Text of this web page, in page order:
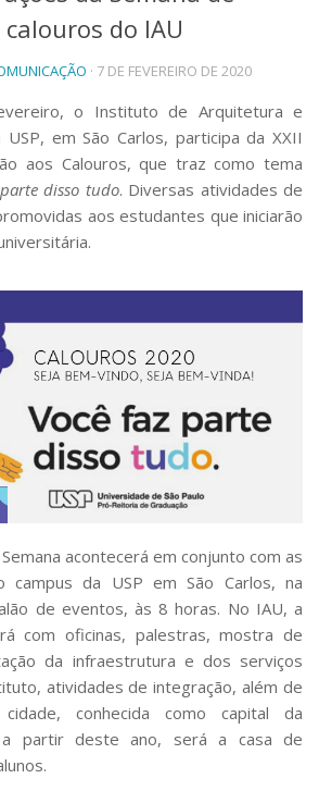
Tecnologia
e Cursos
Interativos
e Prevenção
e Financeiro
calouros do IAU
· 7 DE FEVEREIRO DE 2020
o Instituto de Arquitetura e
em São Carlos, participa da XXII
aos Calouros, que traz como tema
disso tudo. Diversas atividades de
aos estudantes que iniciarão
acontecerá em conjunto com as
campus da USP em São Carlos, na
de eventos, às 8 horas. No IAU, a
com oficinas, palestras, mostra de
da infraestrutura e dos serviços
atividades de integração, além de
conhecida como capital da
partir deste ano, será a casa de